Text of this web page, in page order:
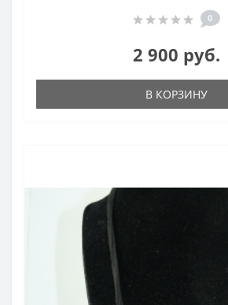
0
2 900 руб.
В КОРЗИНУ